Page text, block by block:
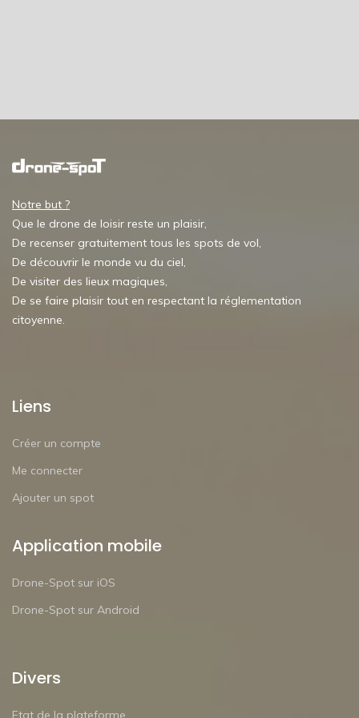
Notre but ?
Que le drone de loisir reste un plaisir,
De recenser gratuitement tous les spots de vol,
De découvrir le monde vu du ciel,
De visiter des lieux magiques,
De se faire plaisir tout en respectant la réglementation
citoyenne.
Liens
Créer un compte
Me connecter
Ajouter un spot
Application mobile
Drone-Spot sur iOS
Drone-Spot sur Android
Divers
Etat de la plateforme